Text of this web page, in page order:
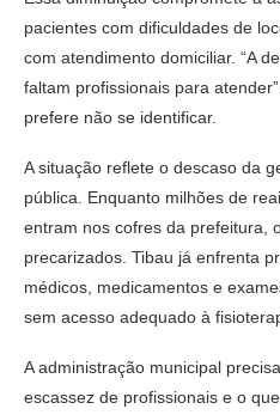
pacientes com dificuldades de
com atendimento domiciliar. “A
faltam profissionais para
prefere não se identificar.
A situação reflete o descaso da
pública. Enquanto milhões de
entram nos cofres da prefeitura,
precarizados. Tibau já enfrenta
médicos, medicamentos e
sem acesso adequado à
A administração municipal
escassez de profissionais e o